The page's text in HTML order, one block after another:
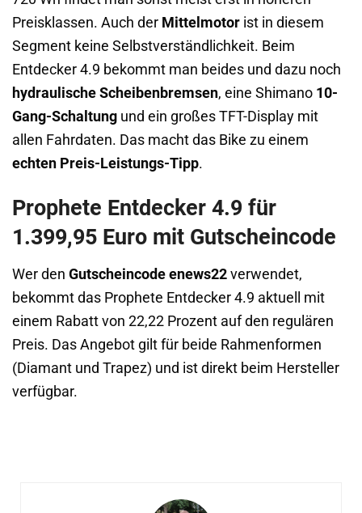
Preisklassen. Auch der Mittelmotor ist in diesem
Segment keine Selbstverständlichkeit. Beim
Entdecker 4.9 bekommt man beides und dazu noch
hydraulische Scheibenbremsen, eine Shimano 10-
Gang-Schaltung und ein großes TFT-Display mit
allen Fahrdaten. Das macht das Bike zu einem
echten Preis-Leistungs-Tipp.
Prophete Entdecker 4.9 für
1.399,95 Euro mit Gutscheincode
Wer den Gutscheincode enews22 verwendet,
bekommt das Prophete Entdecker 4.9 aktuell mit
einem Rabatt von 22,22 Prozent auf den regulären
Preis. Das Angebot gilt für beide Rahmenformen
(Diamant und Trapez) und ist direkt beim Hersteller
verfügbar.